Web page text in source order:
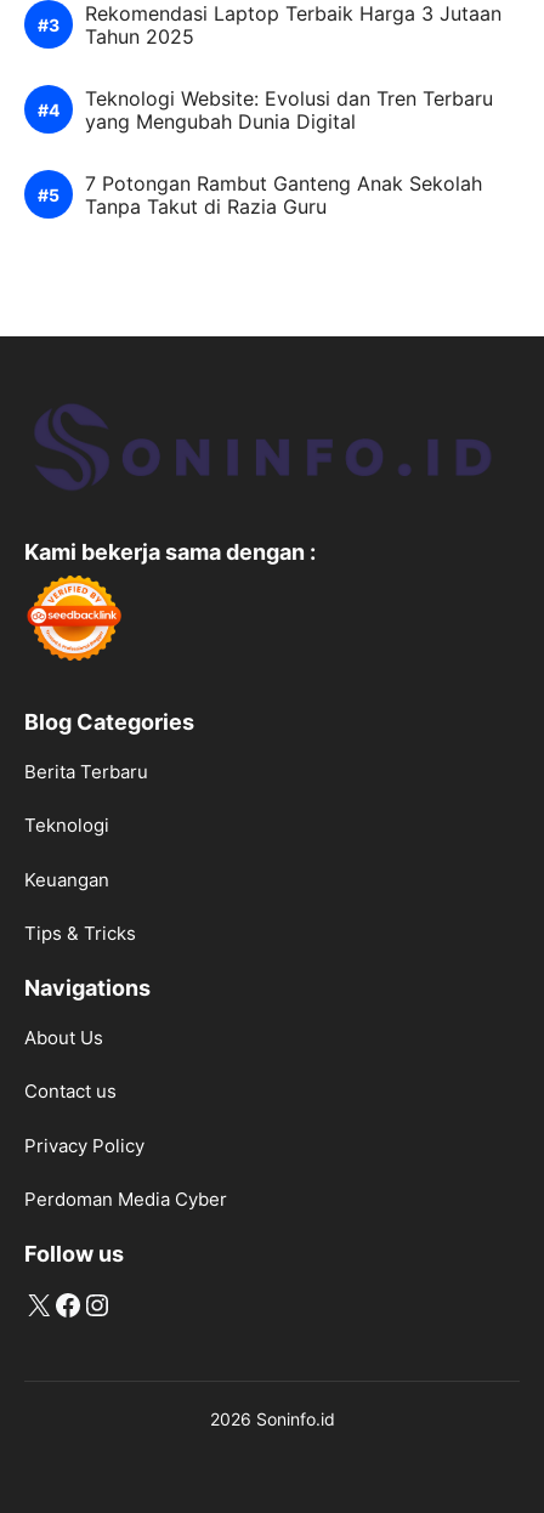
Rekomendasi Laptop Terbaik Harga 3 Jutaan
Tahun 2025
Teknologi Website: Evolusi dan Tren Terbaru
yang Mengubah Dunia Digital
7 Potongan Rambut Ganteng Anak Sekolah
Tanpa Takut di Razia Guru
Kami bekerja sama dengan :
Blog Categories
Berita Terbaru
Teknologi
Keuangan
Tips & Tricks
Navigations
About Us
Contact us
Privacy Policy
Perdoman Media Cyber
Follow us
X Facebook
Instagram
2026 Soninfo.id